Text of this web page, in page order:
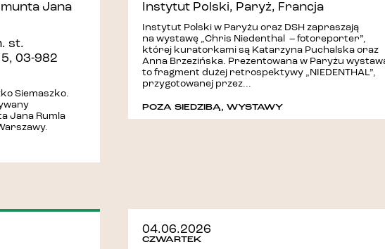
Jana
st.
03-982
Siemaszko.
Jana Rumla
Instytut Polski, Paryż, Francja
Instytut Polski w Paryżu oraz DSH zapraszają
na wystawę „Chris Niedenthal – fotoreporter”,
której kuratorkami są Katarzyna Puchalska oraz
Anna Brzezińska. Prezentowana w Paryżu
to fragment dużej retrospektywy „NIEDENTHAL”,
przygotowanej przez...
POZA SIEDZIBĄ, WYSTAWY
04.06.2026
CZWARTEK